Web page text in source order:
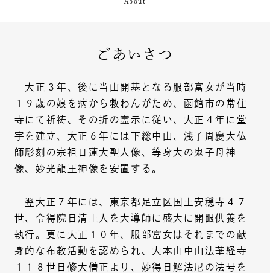
ごあいさつ
大正３年、後に当山開基となる服部富女が当時
１９歳の娘を病から救わんがため、函館市の常住
寺にて祈祷、その折の霊示に従い、大正４年に堂
宇を建立、大正６年には下総中山、浅子周慶大仏
師彫刻の宗祖日蓮大聖人像、等身大の鬼子母神
像、妙光龍王神像を安置する。
翌大正７年には、東京都足立区国土安穏寺４７
世、令得院日清上人を大導師に盛大に開眼供養を
執行。更に大正１０年、服部富女はそれまでの献
身的な布教活動を認められ、大本山中山法華経寺
１１８世日修大僧正より、妙得日解法尼の法号を